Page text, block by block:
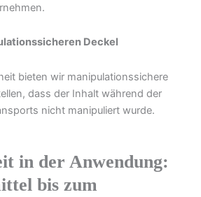
Deckel
bieten wir manipulationssichere
dass der Inhalt während der
nicht manipuliert wurde.
in der Anwendung:
bis zum